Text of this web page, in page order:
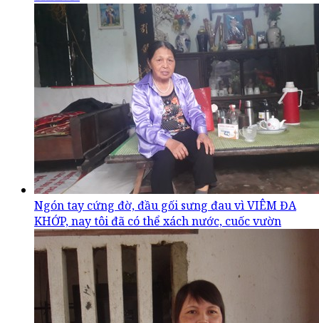
Ngón tay cứng đờ, đầu gối sưng đau vì VIÊM ĐA
KHỚP, nay tôi đã có thể xách nước, cuốc vườn